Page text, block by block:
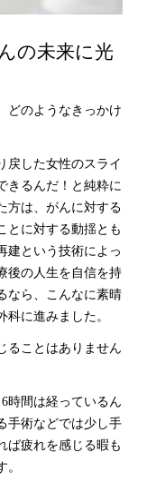
の未来に光
どのようなきっかけ
戻した女性のスライ
きるんだ！と純粋に
方は、がんに対する
とに対する動揺とも
建という技術によっ
後の人生を自信を持
なら、こんなに素晴
科に進みました。
ることはありません
時間は経っているん
手術などでは少し手
ば疲れを感じる暇も